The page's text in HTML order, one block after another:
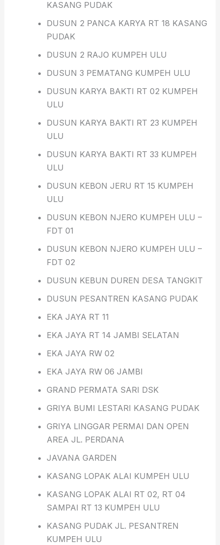
KASANG PUDAK
DUSUN 2 PANCA KARYA RT 18 KASANG
PUDAK
DUSUN 2 RAJO KUMPEH ULU
DUSUN 3 PEMATANG KUMPEH ULU
DUSUN KARYA BAKTI RT 02 KUMPEH
ULU
DUSUN KARYA BAKTI RT 23 KUMPEH
ULU
DUSUN KARYA BAKTI RT 33 KUMPEH
ULU
DUSUN KEBON JERU RT 15 KUMPEH
ULU
DUSUN KEBON NJERO KUMPEH ULU –
FDT 01
DUSUN KEBON NJERO KUMPEH ULU –
FDT 02
DUSUN KEBUN DUREN DESA TANGKIT
DUSUN PESANTREN KASANG PUDAK
EKA JAYA RT 11
EKA JAYA RT 14 JAMBI SELATAN
EKA JAYA RW 02
EKA JAYA RW 06 JAMBI
GRAND PERMATA SARI DSK
GRIYA BUMI LESTARI KASANG PUDAK
GRIYA LINGGAR PERMAI DAN OPEN
AREA JL. PERDANA
JAVANA GARDEN
KASANG LOPAK ALAI KUMPEH ULU
KASANG LOPAK ALAI RT 02, RT 04
SAMPAI RT 13 KUMPEH ULU
KASANG PUDAK JL. PESANTREN
KUMPEH ULU